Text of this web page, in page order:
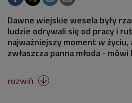
Dawne wiejskie wesela były
ludzie odrywali się od pracy i
najważniejszy moment w życiu,
zwłaszcza panna młoda - mówi
rozwiń 